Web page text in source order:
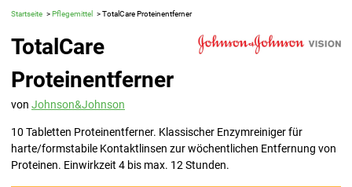
Startseite Pflegemittel TotalCare Proteinentferner
TotalCare
Proteinentferner
von Johnson&Johnson
10 Tabletten Proteinentferner. Klassischer Enzymreiniger für
harte/formstabile Kontaktlinsen zur wöchentlichen Entfernung von
Proteinen. Einwirkzeit 4 bis max. 12 Stunden.